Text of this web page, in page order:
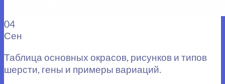
04
Сен
Таблица основных окрасов, рисунков и типов
шерсти, гены и примеры вариаций.